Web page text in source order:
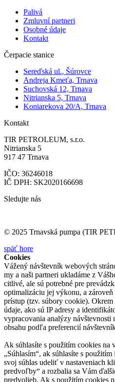
Palivá
Zmluvní partneri
Osobné údaje
Kontakt
Čerpacie stanice
Sereďská ul., Šúrovce
Andreja Kmeťa, Trnava
Suchovská 12, Trnava
Nitrianska 5, Trnava
Koniarekova 20/A, Trnava
Kontakt
TIR PETROLEUM, s.r.o.
Nitrianska 5
917 47 Trnava
IČO: 36246018
IČ DPH: SK2020166698
Sledujte nás
© 2025 Trnavská pumpa (TIR
späť hore
Cookies
Vážený návštevník webových
my a naši partneri ukladáme z
citlivé, ale sú potrebné pre
optimalizáciu jej výkonu, a
prístup (tzv. súbory cookie). Okrem
údaje, ako sú IP adresy a
vypracovania analýzy návštevnosti
obsahu podľa preferencií
Ak súhlasíte s použitím cookies na
„Súhlasím“, ak súhlasíte s
svoj súhlas udeliť v nastaveniach
predvoľby“ a rozbalia sa Vám
predvolieb. Ak s použitím cookies